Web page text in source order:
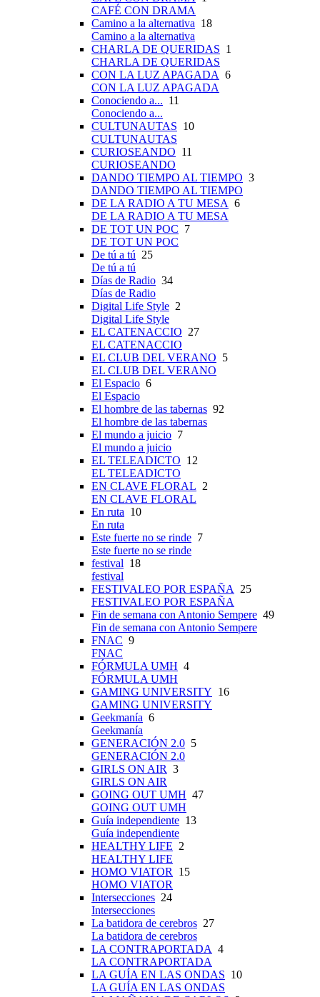
CAFÉ CON DRAMA
Camino a la alternativa 18
Camino a la alternativa
CHARLA DE QUERIDAS 1
CHARLA DE QUERIDAS
CON LA LUZ APAGADA 6
CON LA LUZ APAGADA
Conociendo a... 11
Conociendo a...
CULTUNAUTAS 10
CULTUNAUTAS
CURIOSEANDO 11
CURIOSEANDO
DANDO TIEMPO AL TIEMPO 3
DANDO TIEMPO AL TIEMPO
DE LA RADIO A TU MESA 6
DE LA RADIO A TU MESA
DE TOT UN POC 7
DE TOT UN POC
De tú a tú 25
De tú a tú
Días de Radio 34
Días de Radio
Digital Life Style 2
Digital Life Style
EL CATENACCIO 27
EL CATENACCIO
EL CLUB DEL VERANO 5
EL CLUB DEL VERANO
El Espacio 6
El Espacio
El hombre de las tabernas 92
El hombre de las tabernas
El mundo a juicio 7
El mundo a juicio
EL TELEADICTO 12
EL TELEADICTO
EN CLAVE FLORAL 2
EN CLAVE FLORAL
En ruta 10
En ruta
Este fuerte no se rinde 7
Este fuerte no se rinde
festival 18
festival
FESTIVALEO POR ESPAÑA 25
FESTIVALEO POR ESPAÑA
Fin de semana con Antonio Sempere 49
Fin de semana con Antonio Sempere
FNAC 9
FNAC
FÓRMULA UMH 4
FÓRMULA UMH
GAMING UNIVERSITY 16
GAMING UNIVERSITY
Geekmanía 6
Geekmanía
GENERACIÓN 2.0 5
GENERACIÓN 2.0
GIRLS ON AIR 3
GIRLS ON AIR
GOING OUT UMH 47
GOING OUT UMH
Guía independiente 13
Guía independiente
HEALTHY LIFE 2
HEALTHY LIFE
HOMO VIATOR 15
HOMO VIATOR
Intersecciones 24
Intersecciones
La batidora de cerebros 27
La batidora de cerebros
LA CONTRAPORTADA 4
LA CONTRAPORTADA
LA GUÍA EN LAS ONDAS 10
LA GUÍA EN LAS ONDAS